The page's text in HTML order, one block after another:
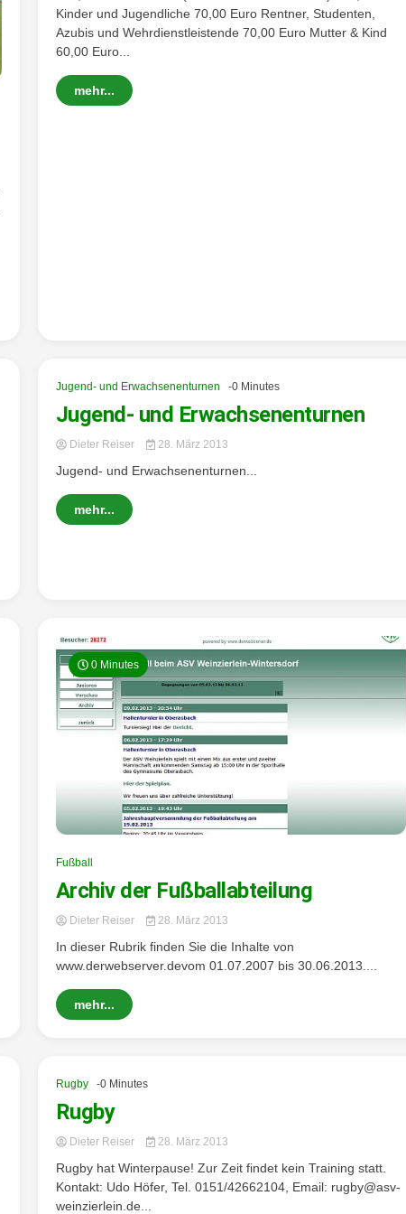
Kinder und Jugendliche 70,00 Euro Rentner, Studenten,
Azubis und Wehrdienstleistende 70,00 Euro Mutter & Kind
60,00 Euro...
mehr...
Jugend- und Erwachsenenturnen -0 Minutes
Jugend- und Erwachsenenturnen
Dieter Reiser 28. März 2013
Jugend- und Erwachsenenturnen...
mehr...
0 Minutes
Fußball
Archiv der Fußballabteilung
Dieter Reiser 28. März 2013
In dieser Rubrik finden Sie die Inhalte von
www.derwebserver.devom 01.07.2007 bis 30.06.2013....
mehr...
Rugby -0 Minutes
Rugby
Dieter Reiser 28. März 2013
Rugby hat Winterpause! Zur Zeit findet kein Training statt.
Kontakt: Udo Höfer, Tel. 0151/42662104, Email: rugby@asv-
weinzierlein.de...